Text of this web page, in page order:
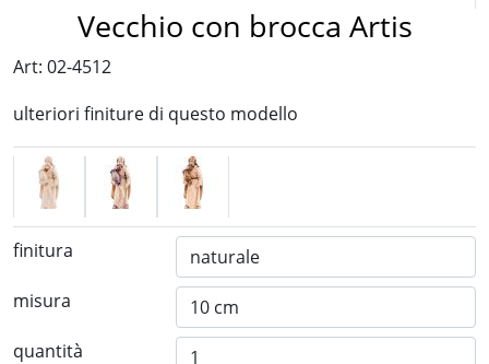
Vecchio con brocca Artis
Art: 02-4512
ulteriori finiture di questo modello
finitura
misura
quantità